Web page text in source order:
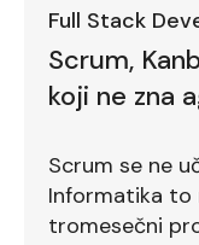
Full Stack
Scrum,
koji ne zna
Scrum se ne
Informatika to
tromesečni